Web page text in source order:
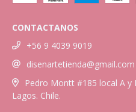
CONTACTANOS
+56 9 4039 9019
disenartetienda@gmail.com
Pedro Montt #185 local A y
Lagos. Chile.